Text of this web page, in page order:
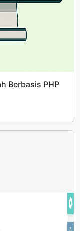
Berbasis PHP